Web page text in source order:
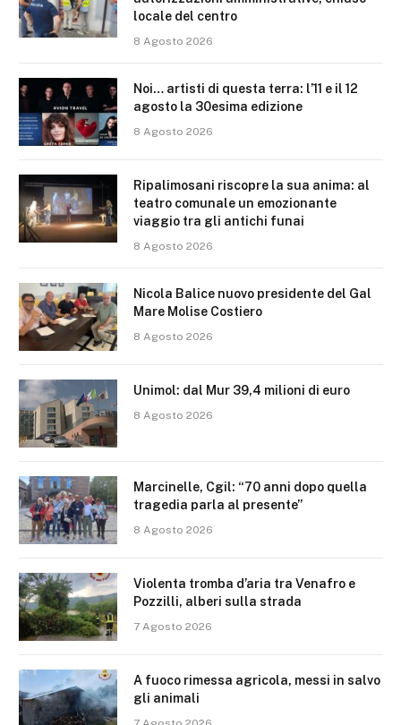
locale del centro
8 Agosto 2026
Noi… artisti di questa terra: l’11 e il 12
agosto la 30esima edizione
8 Agosto 2026
Ripalimosani riscopre la sua anima: al
teatro comunale un emozionante
viaggio tra gli antichi funai
8 Agosto 2026
Nicola Balice nuovo presidente del Gal
Mare Molise Costiero
8 Agosto 2026
Unimol: dal Mur 39,4 milioni di euro
8 Agosto 2026
Marcinelle, Cgil: “70 anni dopo quella
tragedia parla al presente”
8 Agosto 2026
Violenta tromba d’aria tra Venafro e
Pozzilli, alberi sulla strada
7 Agosto 2026
A fuoco rimessa agricola, messi in salvo
gli animali